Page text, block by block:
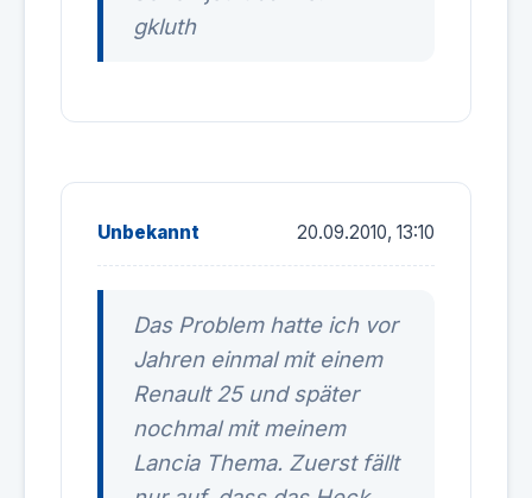
gkluth
Unbekannt 20.09.2010, 13:10
Das Problem hatte ich vor
Jahren einmal mit einem
Renault 25 und später
nochmal mit meinem
Lancia Thema. Zuerst fällt